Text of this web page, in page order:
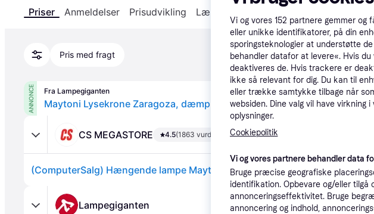
Priser Anmeldelser Prisudvikling Læs om produktet
Pris med fragt
ANNONCE Fra Lampegiganten
Maytoni Lysekrone Zaragoza, dæmpbar, Messing/guld, Stue/spisestue, Metal, Moderne
CS MEGASTORE 4.5(1863 vurderinger)
(ComputerSalg) Hængende lampe Maytoni ZARAGOZA, 5xE14
Lampegiganten
Vi og vores 152 partnere gemmer og
eller unikke identifikatorer, på din
sporingsteknologier at understøtte
behandler datafor at levere«. Hvis
deaktiveres de. Hvis trackere er
ikke så relevant for dig. Du kan til
eller trække samtykke tilbage når
websiden. Dine valg vil have virkning
oplysninger.
Cookiepolitik
Vi og vores partnere behandler data
Bruge præcise geografiske
identifikation. Opbevare og/eller tilgå
annonceringseffektivitet. Bruge
annoncering og indhold,